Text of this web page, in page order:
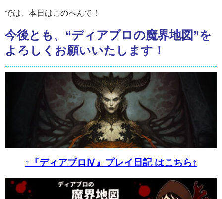
では、本日はこのへんで！
今後とも、“ディアブロの魔界地図”を
よろしくお願いいたします！
↑『ディアブロⅣ』プレイ日記 はこちら↑